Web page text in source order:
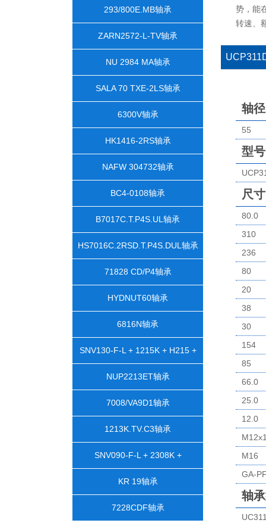
293/800E.MB轴承
ZARN2572-L-TV轴承
NU 2984 MA轴承
SALA 70 TXE-2LS轴承
6300V轴承
HK1416-2RS轴承
NAFW 304732轴承
BC4-0108轴承
B7017C.T.P4S.UL轴承
HS7016C.2RSD.T.P4S.DUL轴承
71828 CD/P4轴承
HYDNUT60轴承
6816N轴承
SNV130-F-L + 1215K + H215 +
DH515轴承
NUP2213ET轴承
7008/VA9D1轴承
1213K.TV.C3轴承
SNV090-F-L + 2308K +
H2308X105 + TSV608X105轴承
KR 19轴承
7228CDF轴承
势，能
转速、
轴径
55
型号
尺寸
80.0
310
236
80
20
38
30
154
85
66.0
25.0
12.0
M16
GA-
轴